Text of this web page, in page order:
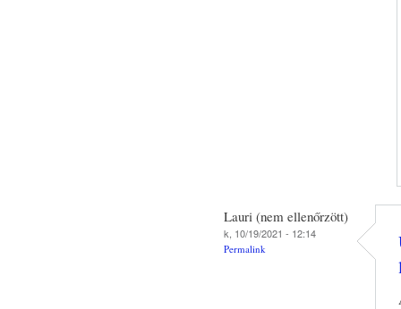
Lauri (nem ellenőrzött)
k, 10/19/2021 - 12:14
Permalink